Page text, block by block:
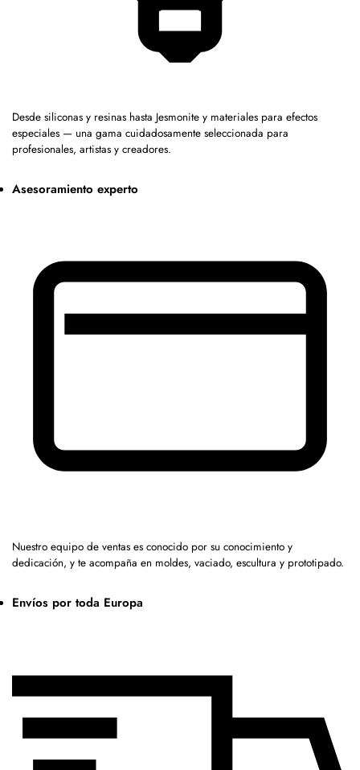
Desde siliconas y resinas hasta Jesmonite y materiales para efectos
especiales — una gama cuidadosamente seleccionada para
profesionales, artistas y creadores.
Asesoramiento experto
Nuestro equipo de ventas es conocido por su conocimiento y
dedicación, y te acompaña en moldes, vaciado, escultura y prototipado.
Envíos por toda Europa